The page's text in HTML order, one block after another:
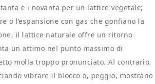
e i novanta per un lattice vegetale;
o l’espansione con gas che gonfiano la
il lattice naturale offre un ritorno
un attimo nel punto massimo di
molla troppo pronunciato. Al contrario,
vibrare il blocco o, peggio, mostrano